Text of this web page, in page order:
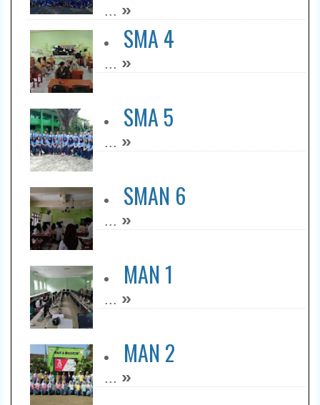
... »
SMA 4
... »
SMA 5
... »
SMAN 6
... »
MAN 1
... »
MAN 2
... »